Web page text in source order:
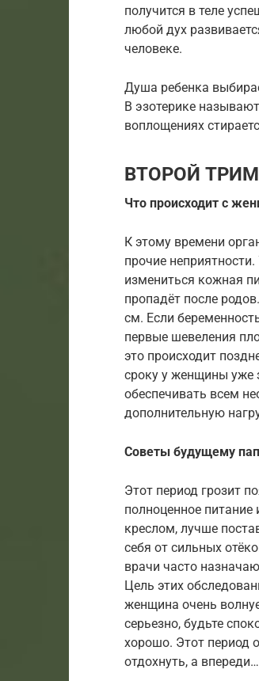
получится в теле
любой дух
человеке.
Душа ребенка
В эзотерике
воплощениях
ВТОРОЙ
Что происходит с
К этому времени
прочие
измениться кожная
пропадёт после
см. Если
первые шевеления
это происходит
сроку у женщины уже
обеспечивать всем
дополнительную
Советы будущему
Этот период грозит
полноценное
креслом, лучше
себя от сильных
врачи часто
Цель этих
женщина очень
серьезно, будьте
хорошо. Этот период
отдохнуть, а